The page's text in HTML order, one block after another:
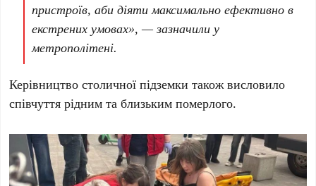
пристроїв, аби діяти максимально ефективно в
екстрених умовах», — зазначили у
метрополітені.
Керівництво столичної підземки також висловило
співчуття рідним та близьким померлого.